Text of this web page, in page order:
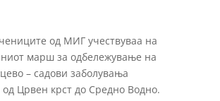
од МИГ учествуваа на
марш за одбележување на
– садови заболувања
Црвен крст до Средно Водно.